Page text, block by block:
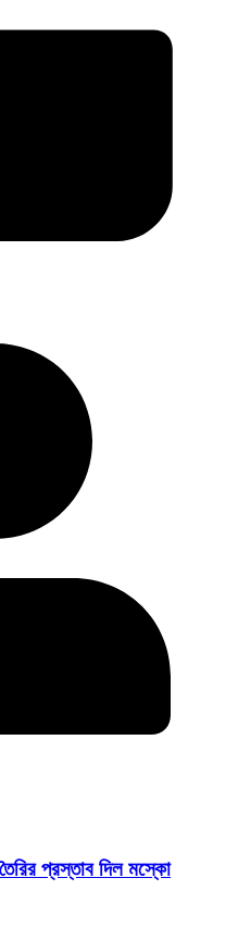
প্রস্তাব দিল মস্কো